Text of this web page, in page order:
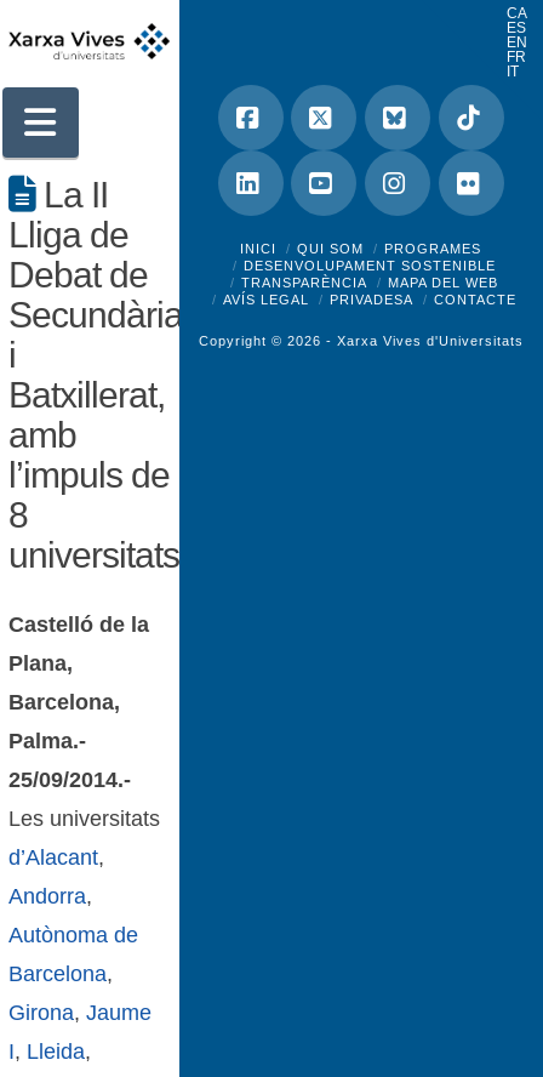
Navigation
La II
Lliga de
Debat de
Secundària
i
Batxillerat,
amb
l’impuls de
8
universitats
Castelló de la
Plana,
Barcelona,
Palma.-
25/09/2014.-
Les universitats
d’Alacant,
Andorra,
Autònoma de
Barcelona,
Girona,Jaume
I, Lleida,
Facebook
X BlueskyTiktok
LinkedInYouTubeInstagram
Flickr
INICI QUI SOM
PROGRAMES
DESENVOLUPAMENT SOSTENIBLE
TRANSPARÈNCIA
MAPA DEL WEB
AVÍS LEGAL
PRIVADESA CONTACTE
Copyright © 2026 - Xarxa Vives d'Universitats